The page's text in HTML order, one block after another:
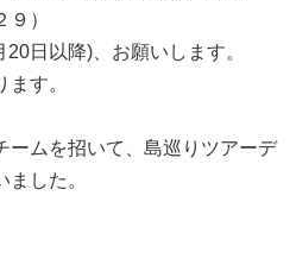
）
日以降)、お願いします。
す。
ームを招いて、島巡りツアーデ
した。